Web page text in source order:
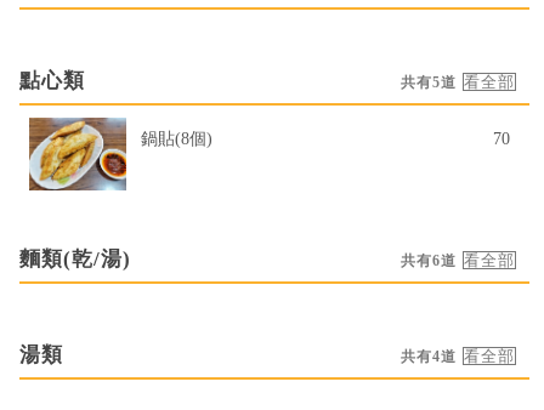
點心類 共有5道
鍋貼(8個) 70
麵類(乾/湯) 共有6道
湯類 共有4道